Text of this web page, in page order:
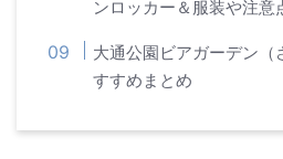
ンロッカー＆服装や注意
大通公園ビアガーデン（
すすめまとめ